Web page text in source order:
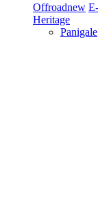
Offroadnew
Heritage
Panigale